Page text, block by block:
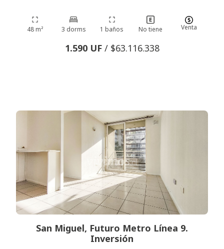
48 m² 3 dorms 1 baños No tiene Venta
1.590 UF/ $63.116.338
San Miguel, Futuro Metro Línea 9.
Inversión